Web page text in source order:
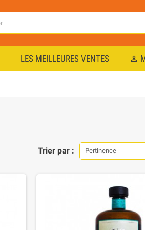
LES MEILLEURES VENTES perm_identity
Trier par : Pertinence